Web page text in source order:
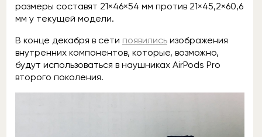
размеры составят 21×46×54 мм против 21×45,2×60,6
мм у текущей модели.
В конце декабря в сети появились изображения
внутренних компонентов, которые, возможно,
будут использоваться в наушниках AirPods Pro
второго поколения.